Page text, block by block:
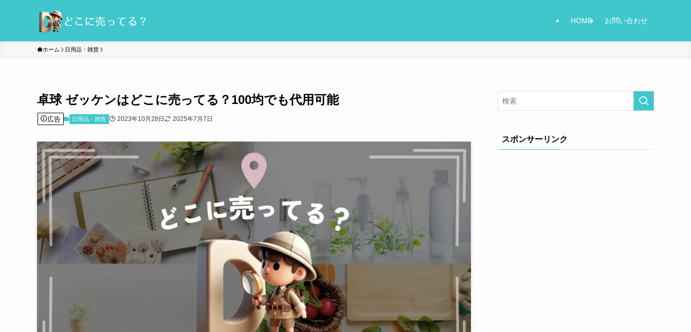
HOME お問い合わせ
ホーム 日用品・雑貨
卓球 ゼッケンはどこに売ってる？100均でも代用可能
広告 日用品・雑貨 2023年10月28日 2025年7月7日
スポンサーリンク